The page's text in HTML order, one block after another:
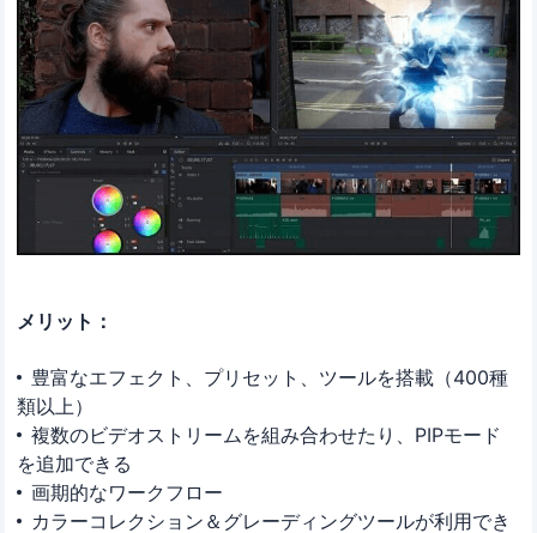
メリット：
豊富なエフェクト、プリセット、ツールを搭載（400種
類以上）
複数のビデオストリームを組み合わせたり、PIPモード
を追加できる
画期的なワークフロー
カラーコレクション＆グレーディングツールが利用でき